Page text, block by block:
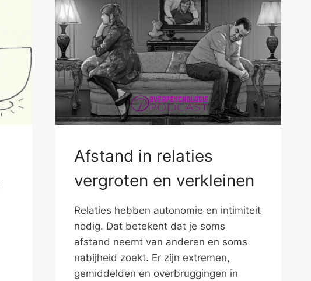
Afstand in relaties
vergroten en verkleinen
Relaties hebben autonomie en intimiteit
nodig. Dat betekent dat je soms
afstand neemt van anderen en soms
nabijheid zoekt. Er zijn extremen,
gemiddelden en overbruggingen in